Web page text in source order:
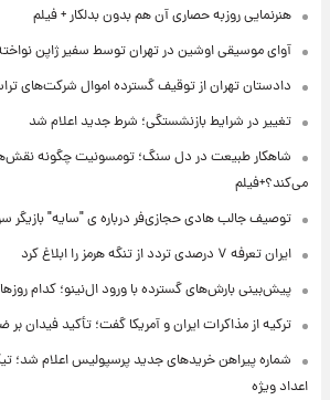
هنرنمایی روزبه حصاری آن هم بدون بدلکار + فیلم
آوای موسیقی اوشین در تهران توسط سفیر ژاپن
دادستان تهران از توقیف گسترده اموال شرکت‌های
تغییر در شرایط بازنشستگی؛ شرط جدید اعلام شد
شاهکار طبیعت در دل سنگ؛ تومسونیت چگونه
می‌کند؟+فیلم
توصیف جالب هادی حجازی‌فر درباره ی "سایه" بازیگر
ایران تعرفه ۷ درصدی تردد از تنگه هرمز را ابلاغ کرد
پیش‌بینی بارش‌های گسترده با ورود ال‌نینو؛ کدام
ترکیه از مذاکرات ایران و آمریکا گفت؛ تأکید فیدان بر
شماره پیراهن خریدهای جدید پرسپولیس اعلام شد؛
اعداد ویژه